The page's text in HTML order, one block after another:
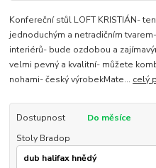
Konfereční stůl LOFT KRISTIÁN-
jednoduchým a netradičním
interiérů- bude ozdobou a
velmi pevný a kvalitní- můžete
nohami- český výrobekMate... celý
Dostupnost
Do měsíce
Stoly Bradop